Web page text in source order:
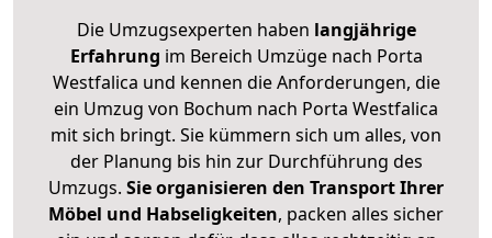
Die Umzugsexperten haben langjährige
Erfahrung im Bereich Umzüge nach Porta
Westfalica und kennen die Anforderungen, die
ein Umzug von Bochum nach Porta Westfalica
mit sich bringt. Sie kümmern sich um alles, von
der Planung bis hin zur Durchführung des
Umzugs. Sie organisieren den Transport Ihrer
Möbel und Habseligkeiten, packen alles sicher